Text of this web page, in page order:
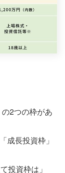
2つの枠があ
成長投資枠」
投資枠は」